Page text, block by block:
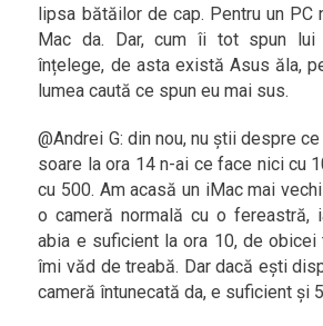
lipsa bătăilor de cap. Pentru un PC
Mac da. Dar, cum îi tot spun lui
înțelege, de asta există Asus ăla,
lumea caută ce spun eu mai sus.
@Andrei G: din nou, nu știi despre
soare la ora 14 n-ai ce face nici cu
cu 500. Am acasă un iMac mai
o cameră normală cu o fereastră,
abia e suficient la ora 10, de
îmi văd de treabă. Dar dacă ești
cameră întunecată da, e suficient și